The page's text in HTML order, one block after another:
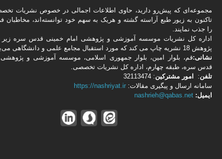
مجموعه‌ای که پیش‌رو دارید،‌ حاوی اطلاعات اجمالی در خصوص نشریات
تاکنون به زیور طبع آراسته گشته و هریک به سهم خود توانسته‌اند، مخاطبان
را جذب نمایند.
اداره كل نشریات موسسه آموزشی و پژوهشی امام خمینی قدس سره زیر
پژوهش 18 نشریه چاپ می کند که مورد استقبال مجامع علمی و دانشگاهی می‌باشد.
نشانی:قم، بلوار امین، بلوار جمهوری اسلامی، موسسه آموزشی و
قدس سره، طبقه چهارم، اداره كل نشریات تخصصی.
تلفن: امور مشتركین: 32113474
سامانه ارسال و پیگیری مقالات:https://nashriyat.ir
ایمیل:nashrieh@qabas.net